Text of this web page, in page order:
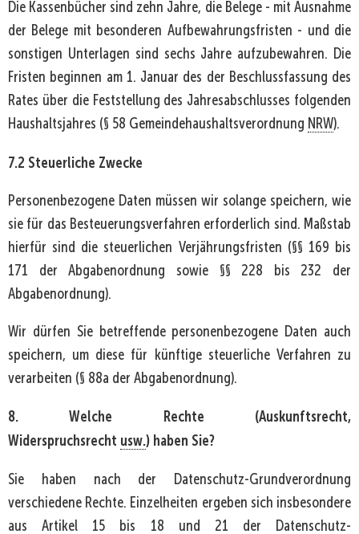
Die Kassenbücher sind zehn Jahre, die Belege - mit Ausnahme
der Belege mit besonderen Aufbewahrungsfristen - und die
sonstigen Unterlagen sind sechs Jahre aufzubewahren. Die
Fristen beginnen am 1. Januar des der Beschlussfassung des
Rates über die Feststellung des Jahresabschlusses folgenden
Haushaltsjahres (§ 58 Gemeindehaushaltsverordnung NRW).
7.2 Steuerliche Zwecke
Personenbezogene Daten müssen wir solange speichern, wie
sie für das Besteuerungsverfahren erforderlich sind. Maßstab
hierfür sind die steuerlichen Verjährungsfristen (§§ 169 bis
171 der Abgabenordnung sowie §§ 228 bis 232 der
Abgabenordnung).
Wir dürfen Sie betreffende personenbezogene Daten auch
speichern, um diese für künftige steuerliche Verfahren zu
verarbeiten (§ 88a der Abgabenordnung).
8. Welche Rechte (Auskunftsrecht,
Widerspruchsrecht usw.) haben Sie?
Sie haben nach der Datenschutz-Grundverordnung
verschiedene Rechte. Einzelheiten ergeben sich insbesondere
aus Artikel 15 bis 18 und 21 der Datenschutz-